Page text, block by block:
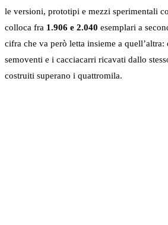
le versioni, prototipi e mezzi sperimentali
colloca fra 1.906 e 2.040 esemplari a
cifra che va però letta insieme a quell’altra:
semoventi e i cacciacarri ricavati dallo
costruiti superano i quattromila.